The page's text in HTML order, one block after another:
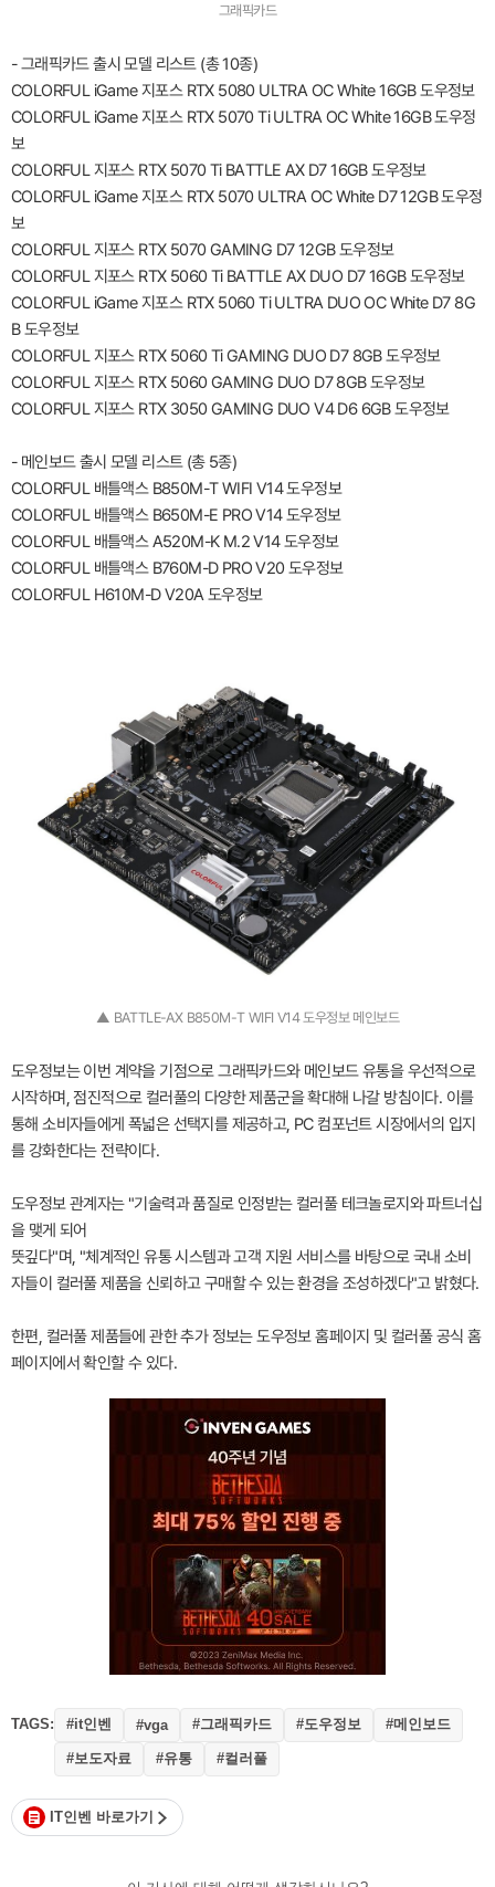
그래픽카드
- 그래픽카드 출시 모델 리스트 (총 10종)
COLORFUL iGame 지포스 RTX 5080 ULTRA OC White 16GB 도우정보
COLORFUL iGame 지포스 RTX 5070 Ti ULTRA OC White 16GB 도우정
보
COLORFUL 지포스 RTX 5070 Ti BATTLE AX D7 16GB 도우정보
COLORFUL iGame 지포스 RTX 5070 ULTRA OC White D7 12GB 도우정
보
COLORFUL 지포스 RTX 5070 GAMING D7 12GB 도우정보
COLORFUL 지포스 RTX 5060 Ti BATTLE AX DUO D7 16GB 도우정보
COLORFUL iGame 지포스 RTX 5060 Ti ULTRA DUO OC White D7 8G
B 도우정보
COLORFUL 지포스 RTX 5060 Ti GAMING DUO D7 8GB 도우정보
COLORFUL 지포스 RTX 5060 GAMING DUO D7 8GB 도우정보
COLORFUL 지포스 RTX 3050 GAMING DUO V4 D6 6GB 도우정보
- 메인보드 출시 모델 리스트 (총 5종)
COLORFUL 배틀액스 B850M-T WIFI V14 도우정보
COLORFUL 배틀액스 B650M-E PRO V14 도우정보
COLORFUL 배틀액스 A520M-K M.2 V14 도우정보
COLORFUL 배틀액스 B760M-D PRO V20 도우정보
COLORFUL H610M-D V20A 도우정보
▲ BATTLE-AX B850M-T WIFI V14 도우정보 메인보드
도우정보는 이번 계약을 기점으로 그래픽카드와 메인보드 유통을 우선적으로
시작하며, 점진적으로 컬러풀의 다양한 제품군을 확대해 나갈 방침이다. 이를
통해 소비자들에게 폭넓은 선택지를 제공하고, PC 컴포넌트 시장에서의 입지
를 강화한다는 전략이다.
도우정보 관계자는 "기술력과 품질로 인정받는 컬러풀 테크놀로지와 파트너십
을 맺게 되어
뜻깊다"며, "체계적인 유통 시스템과 고객 지원 서비스를 바탕으로 국내 소비
자들이 컬러풀 제품을 신뢰하고 구매할 수 있는 환경을 조성하겠다"고 밝혔다.
한편, 컬러풀 제품들에 관한 추가 정보는 도우정보 홈페이지 및 컬러풀 공식 홈
페이지에서 확인할 수 있다.
TAGS: #it인벤 #vga #그래픽카드 #도우정보 #메인보드
#보도자료 #유통 #컬러풀
IT인벤 바로가기